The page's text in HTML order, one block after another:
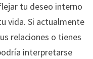
tu deseo interno
vida. Si actualmente
relaciones o tienes
interpretarse